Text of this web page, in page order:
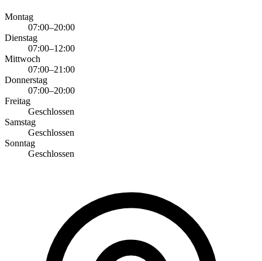
Montag
07:00–20:00
Dienstag
07:00–12:00
Mittwoch
07:00–21:00
Donnerstag
07:00–20:00
Freitag
Geschlossen
Samstag
Geschlossen
Sonntag
Geschlossen